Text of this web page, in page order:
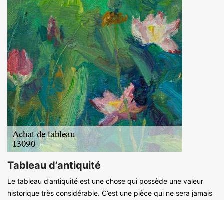
Tableau d’antiquité
Le tableau d’antiquité est une chose qui possède une valeur
historique très considérable. C’est une pièce qui ne sera jamais